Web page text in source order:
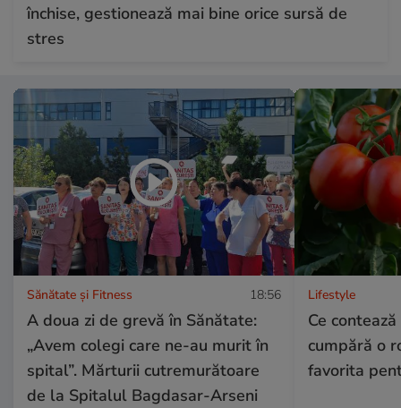
închise, gestionează mai bine orice sursă de
stres
Sănătate și Fitness 18:56
A doua zi de grevă în Sănătate:
„Avem colegi care ne-au murit în
spital”. Mărturii cutremurătoare
de la Spitalul Bagdasar-Arseni
Lifestyle
Ce
cumpără o
favorita